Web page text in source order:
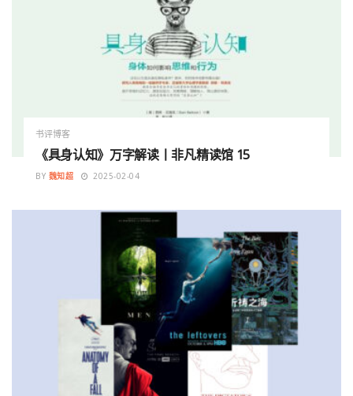
书评博客
《具身认知》万字解读丨非凡精读馆 15
BY 魏知超 2025-02-04